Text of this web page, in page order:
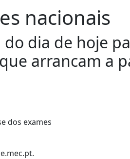
nacionais
dia de hoje
arrancam a
dos exames